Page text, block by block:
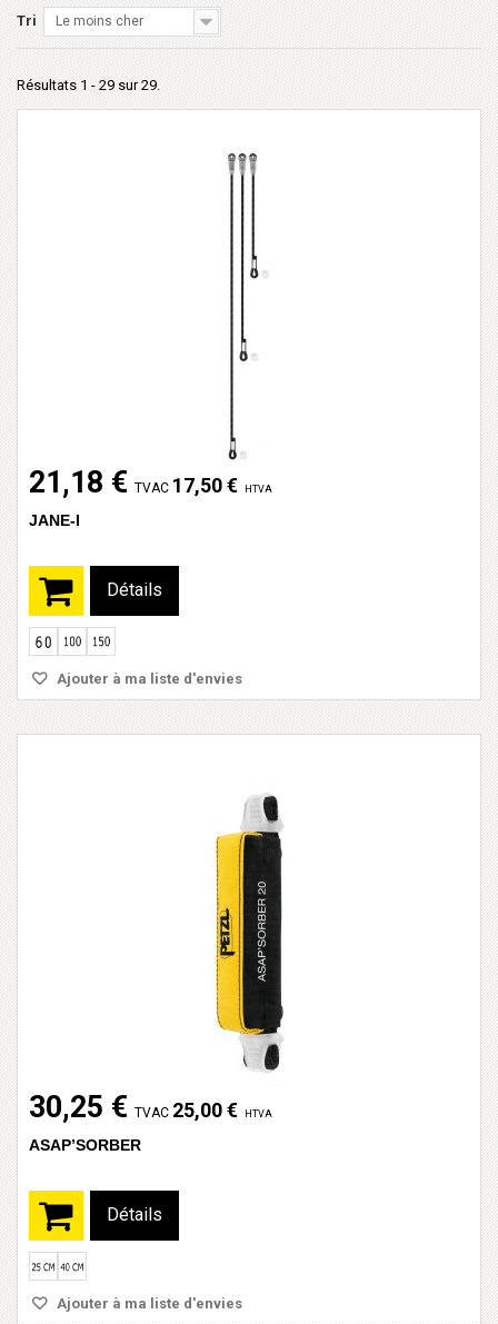
Tri Le moins cher
Résultats 1 - 29 sur 29.
21,18 € TVAC 17,50 € HTVA
JANE-I
Détails
Ajouter à ma liste d'envies
30,25 € TVAC 25,00 € HTVA
ASAP’SORBER
Détails
Ajouter à ma liste d'envies